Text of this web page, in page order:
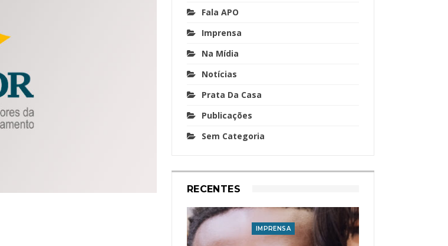
Fala APO
Imprensa
Na Mídia
Notícias
Prata Da Casa
Publicações
Sem Categoria
RECENTES
IMPRENSA